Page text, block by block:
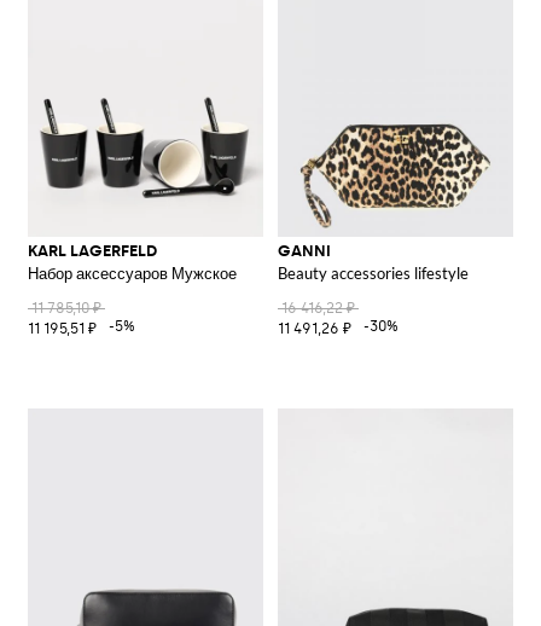
KARL LAGERFELD
Набор аксессуаров Мужское
11 785,10 ₽
11 195,51 ₽
-5%
GANNI
Beauty accessories lifestyle
16 416,22 ₽
11 491,26 ₽
-30%